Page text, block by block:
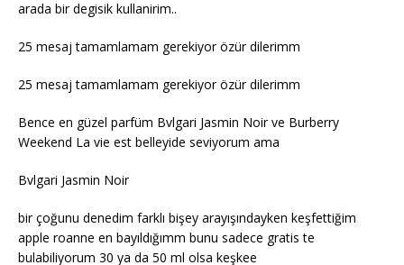
arada bir degisik kullanirim..
25 mesaj tamamlamam gerekiyor özür dilerimm
25 mesaj tamamlamam gerekiyor özür dilerimm
Bence en güzel parfüm Bvlgari Jasmin Noir ve Burberry
Weekend La vie est belleyide seviyorum ama
Bvlgari Jasmin Noir
bir çoğunu denedim farklı bişey arayışındayken keşfettiğim
apple roanne en bayıldığımm bunu sadece gratis te
bulabiliyorum 30 ya da 50 ml olsa keşkee